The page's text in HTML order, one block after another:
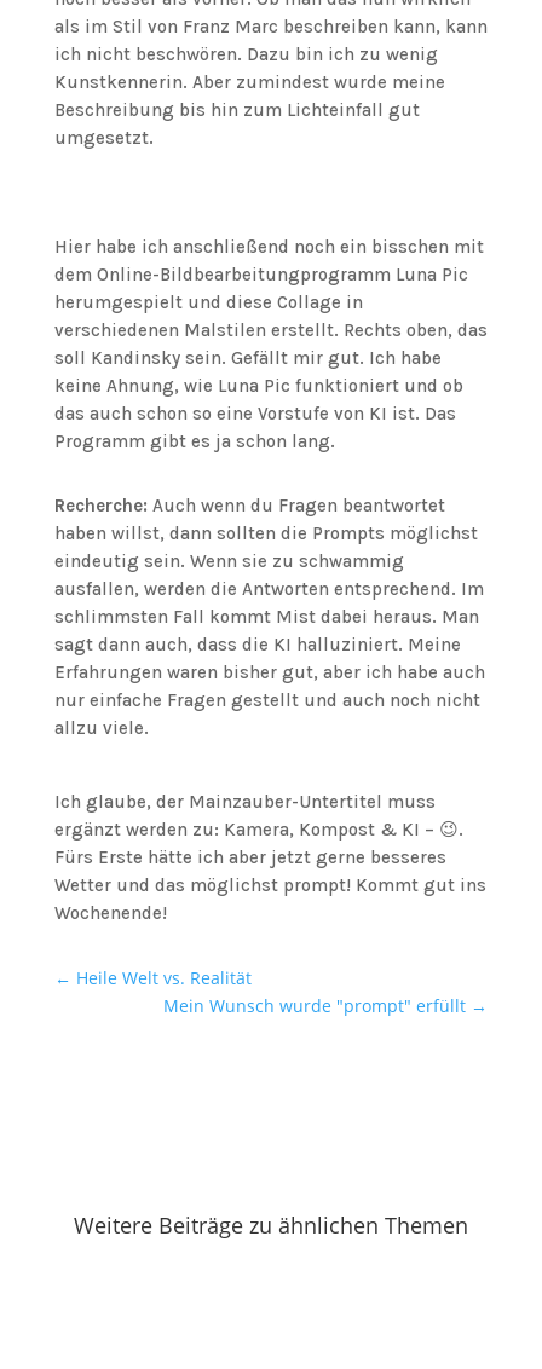
als im Stil von Franz Marc beschreiben kann, kann
ich nicht beschwören. Dazu bin ich zu wenig
Kunstkennerin. Aber zumindest wurde meine
Beschreibung bis hin zum Lichteinfall gut
umgesetzt.
Hier habe ich anschließend noch ein bisschen mit
dem Online-Bildbearbeitungprogramm Luna Pic
herumgespielt und diese Collage in
verschiedenen Malstilen erstellt. Rechts oben, das
soll Kandinsky sein. Gefällt mir gut. Ich habe
keine Ahnung, wie Luna Pic funktioniert und ob
das auch schon so eine Vorstufe von KI ist. Das
Programm gibt es ja schon lang.
Recherche: Auch wenn du Fragen beantwortet
haben willst, dann sollten die Prompts möglichst
eindeutig sein. Wenn sie zu schwammig
ausfallen, werden die Antworten entsprechend. Im
schlimmsten Fall kommt Mist dabei heraus. Man
sagt dann auch, dass die KI halluziniert. Meine
Erfahrungen waren bisher gut, aber ich habe auch
nur einfache Fragen gestellt und auch noch nicht
allzu viele.
Ich glaube, der Mainzauber-Untertitel muss
ergänzt werden zu: Kamera, Kompost & KI – 😉.
Fürs Erste hätte ich aber jetzt gerne besseres
Wetter und das möglichst prompt! Kommt gut ins
Wochenende!
← Heile Welt vs. Realität
Mein Wunsch wurde "prompt" erfüllt →
Weitere Beiträge zu ähnlichen Themen